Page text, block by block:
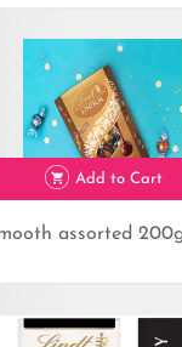
Add to Cart
assorted